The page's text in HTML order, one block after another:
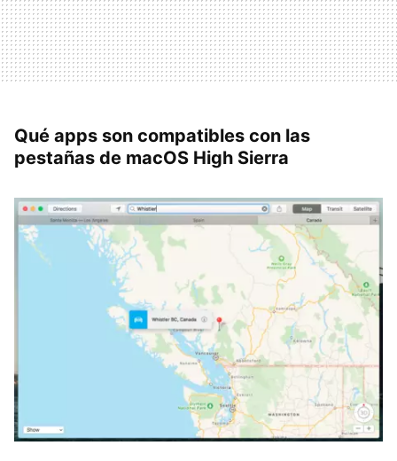
Qué apps son compatibles con las
pestañas de macOS High Sierra